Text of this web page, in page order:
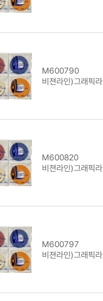
M600790
비젼라인)그래픽
M600820
비젼라인)그래픽
M600797
비젼라인)그래픽